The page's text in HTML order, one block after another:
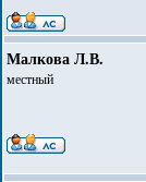
Малкова Л.В.
местный